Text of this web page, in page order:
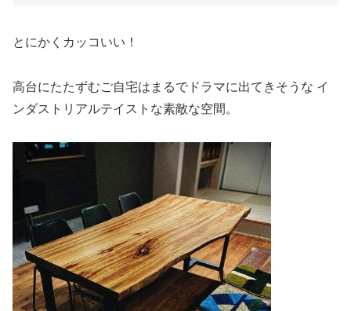
とにかくカッコいい！
高台にたたずむご自宅はまるでドラマに出てきそうな イ
ンダストリアルテイストな素敵な空間。